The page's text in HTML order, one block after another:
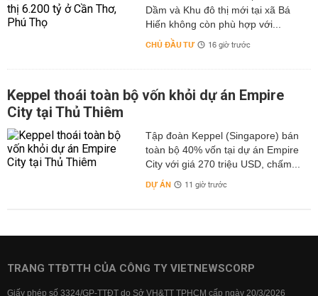
Dầm và Khu đô thị mới tại xã Bá
Hiến không còn phù hợp với...
CHỦ ĐẦU TƯ 16 giờ trước
Keppel thoái toàn bộ vốn khỏi dự án Empire
City tại Thủ Thiêm
Tập đoàn Keppel (Singapore) bán
toàn bộ 40% vốn tại dự án Empire
City với giá 270 triệu USD, chấm...
DỰ ÁN 11 giờ trước
TRANG TTĐTTH CỦA CÔNG TY VIETNEWSCORP
Giấy phép số 3324/GP-TTĐT do Sở VH&TT TPHCM cấp ngày 20/3/2026